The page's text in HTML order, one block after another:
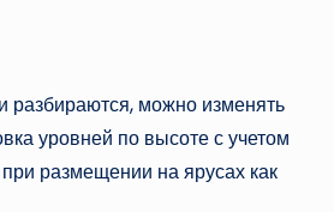
разбираются, можно изменять
уровней по высоте с учетом
размещении на ярусах как